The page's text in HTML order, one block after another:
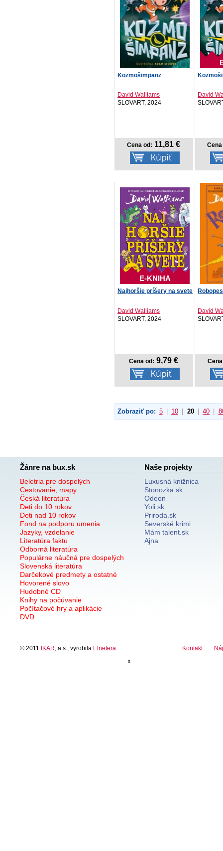
Kozmošimpanz
David Walliams
SLOVART, 2024
Cena od: 11,81 €
David
E-KNIHA
Najhoršie príšery na svete
David Walliams
SLOVART, 2024
Cena od: 9,79 €
Robopes
David
Zobraziť po: 5 10 20 40
Žánre na bux.sk
Beletria pre dospelých
Cestovanie, mapy
Česká literatúra
Deti do 10 rokov
Deti nad 10 rokov
Fond na podporu umenia
Jazyky, vzdelanie
Literatúra faktu
Odborná literatúra
Populárne náučná pre dospelých
Slovenská literatúra
Darčekové predmety a ostatné
Hovorené slovo
Hudobné CD
Knihy na počúvanie
Počítačové hry a aplikácie
DVD
Naše projekty
Luxusná knižnica
Stonozka.sk
Odeon
Yoli.sk
Priroda.sk
Severské krimi
Mám talent.sk
Ajna
© 2011 IKAR , a.s., vyrobila Etnetera Kontakt
x